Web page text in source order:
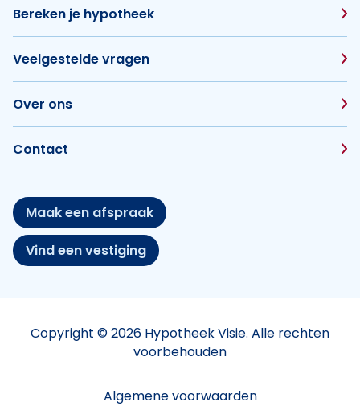
Bereken je hypotheek
Veelgestelde vragen
Over ons
Contact
Maak een afspraak
Vind een vestiging
Copyright © 2026 Hypotheek Visie. Alle rechten
voorbehouden
Algemene voorwaarden